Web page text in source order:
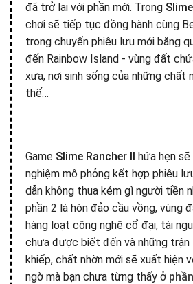
đã trở lại với phần mới. Trong
chơi sẽ tiếp tục đồng hành cùng
trong chuyến phiêu lưu mới băng
đến Rainbow Island - vùng đất
xưa, nơi sinh sống của những chất
thế…
Game Slime Rancher II hứa hẹn
nghiệm mô phỏng kết hợp phiêu
dẫn không thua kém gì người tiền
phần 2 là hòn đảo cầu vồng, vùng
hàng loạt công nghệ cổ đại, tài
chưa được biết đến và những
khiếp, chất nhờn mới sẽ xuất hiện
ngờ mà bạn chưa từng thấy ở